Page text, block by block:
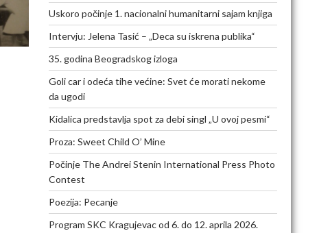
Uskoro počinje 1. nacionalni humanitarni sajam knjiga
Intervju: Jelena Tasić – „Deca su iskrena publika“
35. godina Beogradskog izloga
Goli car i odeća tihe većine: Svet će morati nekome
da ugodi
Kidalica predstavlja spot za debi singl „U ovoj pesmi“
Proza: Sweet Child O’ Mine
Počinje The Andrei Stenin International Press Photo
Contest
Poezija: Pecanje
Program SKC Kragujevac od 6. do 12. aprila 2026.